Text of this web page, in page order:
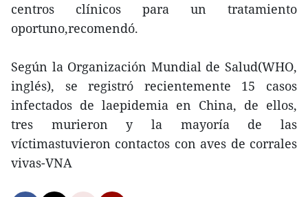
centros clínicos para un tratamiento
oportuno,recomendó.
Según la Organización Mundial de Salud(WHO,
inglés), se registró recientemente 15 casos
infectados de laepidemia en China, de ellos,
tres murieron y la mayoría de las
víctimastuvieron contactos con aves de corrales
vivas-VNA